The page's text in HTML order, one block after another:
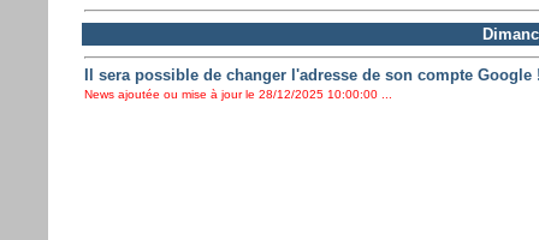
Il sera possible de changer l'adresse de son compte Google
News ajoutée ou mise à jour le 28/12/2025 10:00:00 ...